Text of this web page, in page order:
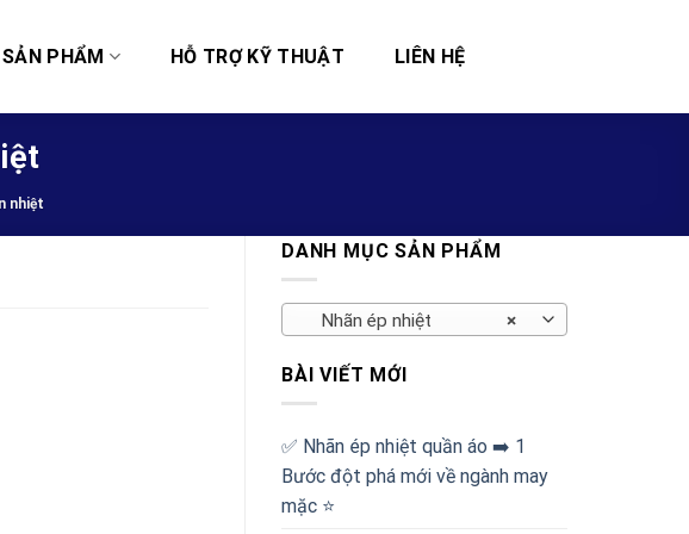
SẢN PHẨM HỖ TRỢ KỸ THUẬT LIÊN HỆ
nhiệt
DANH MỤC SẢN PHẨM
×
Nhãn ép nhiệt
BÀI VIẾT MỚI
✅‪ Nhãn ép nhiệt quần áo ➡️ 1
Bước đột phá mới về ngành may
mặc ⭐️